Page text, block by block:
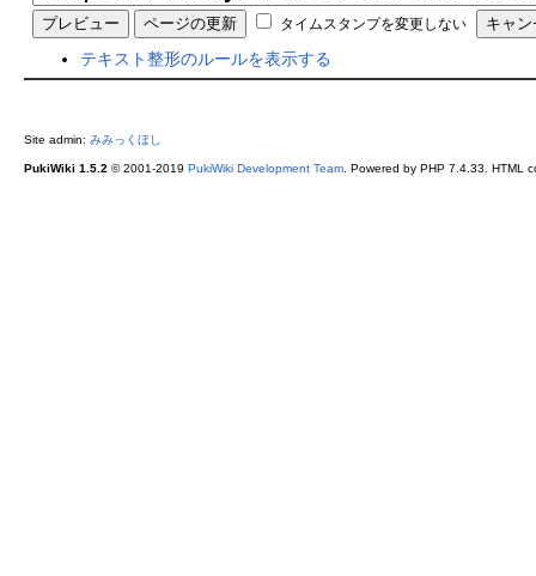
タイムスタンプを変更しない
テキスト整形のルールを表示する
Site admin: みみっくほし
PukiWiki 1.5.2 © 2001-2019 PukiWiki Development Team. Powered by PHP 7.4.33. HTML